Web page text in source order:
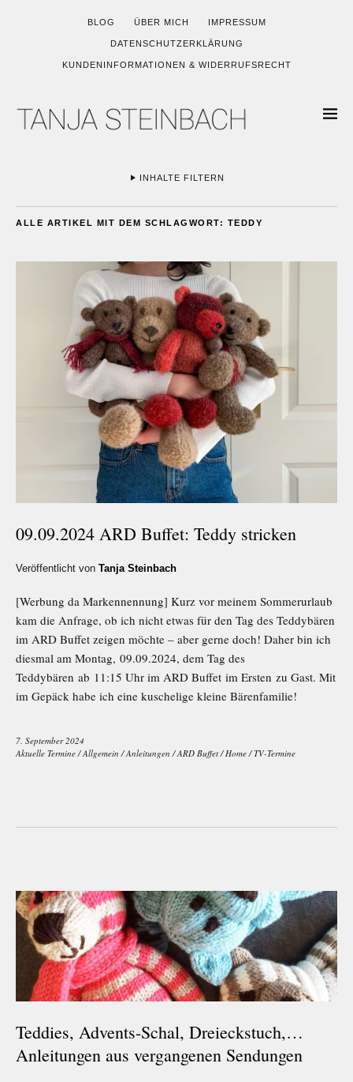
BLOG ÜBER MICH IMPRESSUM
DATENSCHUTZERKLÄRUNG
KUNDENINFORMATIONEN & WIDERRUFSRECHT
INHALTE FILTERN
ALLE ARTIKEL MIT DEM SCHLAGWORT: TEDDY
09.09.2024 ARD Buffet: Teddy stricken
Veröffentlicht von Tanja Steinbach
[Werbung da Markennennung] Kurz vor meinem Sommerurlaub
kam die Anfrage, ob ich nicht etwas für den Tag des Teddybären
im ARD Buffet zeigen möchte – aber gerne doch! Daher bin ich
diesmal am Montag, 09.09.2024, dem Tag des
Teddybären ab 11:15 Uhr im ARD Buffet im Ersten zu Gast. Mit
im Gepäck habe ich eine kuschelige kleine Bärenfamilie!
7. September 2024
Aktuelle Termine/Allgemein /Anleitungen /ARD Buffet/Home/TV-Termine
Teddies, Advents-Schal, Dreieckstuch,…
Anleitungen aus vergangenen Sendungen